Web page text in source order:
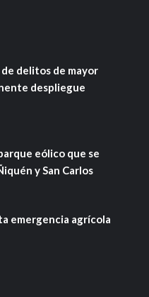
delitos de mayor
despliegue
eólico que se
y San Carlos
emergencia agrícola